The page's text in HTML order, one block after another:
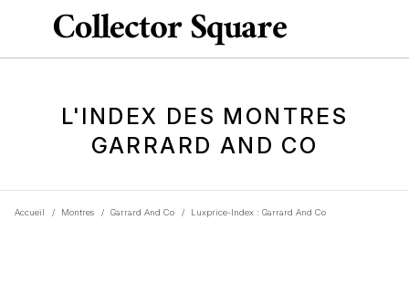
L'INDEX DES MONTRES
GARRARD AND CO
Accueil / Montres / Garrard And Co / Luxprice-Index : Garrard And Co